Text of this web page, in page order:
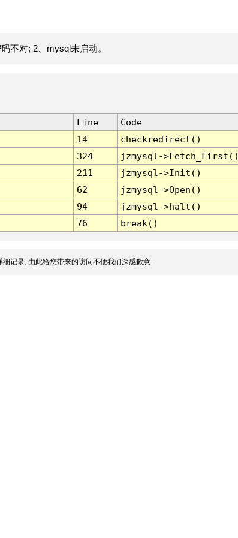
不对; 2、mysql未启动。
Line
Code
14
checkredirect()
324
jzmysql-
211
jzmysql->Init()
62
jzmysql->Open()
94
jzmysql->halt()
76 break()
记录, 由此给您带来的访问不便我们深感歉意.